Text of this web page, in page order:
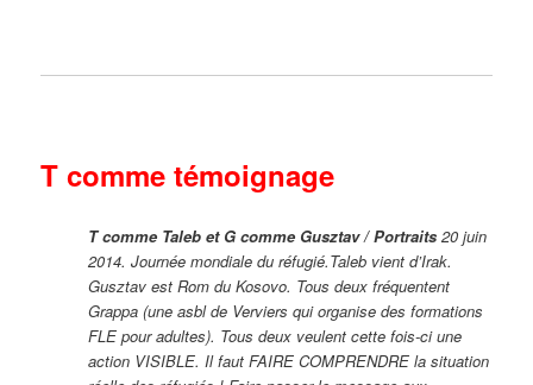
T comme témoignage
T comme Taleb et G comme Gusztav / Portraits 20 juin
2014. Journée mondiale du réfugié.Taleb vient d’Irak.
Gusztav est Rom du Kosovo. Tous deux fréquentent
Grappa (une asbl de Verviers qui organise des formations
FLE pour adultes). Tous deux veulent cette fois-ci une
action VISIBLE. Il faut FAIRE COMPRENDRE la situation